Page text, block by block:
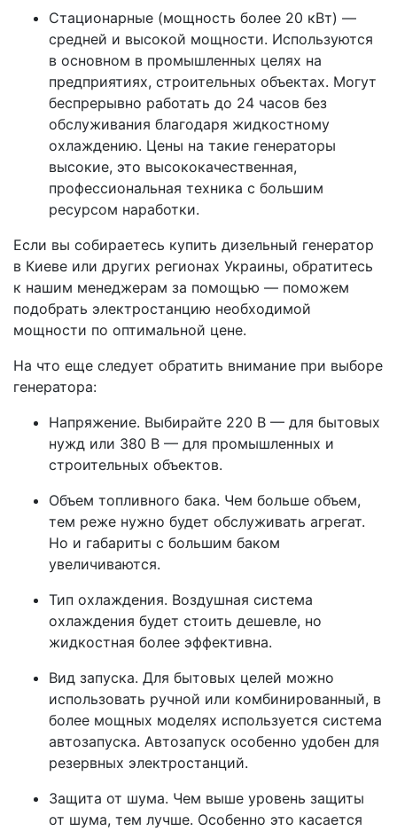
Стационарные (мощность более 20 кВт) —
средней и высокой мощности. Используются
в основном в промышленных целях на
предприятиях, строительных объектах. Могут
беспрерывно работать до 24 часов без
обслуживания благодаря жидкостному
охлаждению. Цены на такие генераторы
высокие, это высококачественная,
профессиональная техника с большим
ресурсом наработки.
Если вы собираетесь купить дизельный генератор
в Киеве или других регионах Украины, обратитесь
к нашим менеджерам за помощью — поможем
подобрать электростанцию необходимой
мощности по оптимальной цене.
На что еще следует обратить внимание при выборе
генератора:
Напряжение. Выбирайте 220 В — для бытовых
нужд или 380 В — для промышленных и
строительных объектов.
Объем топливного бака. Чем больше объем,
тем реже нужно будет обслуживать агрегат.
Но и габариты с большим баком
увеличиваются.
Тип охлаждения. Воздушная система
охлаждения будет стоить дешевле, но
жидкостная более эффективна.
Вид запуска. Для бытовых целей можно
использовать ручной или комбинированный, в
более мощных моделях используется система
автозапуска. Автозапуск особенно удобен для
резервных электростанций.
Защита от шума. Чем выше уровень защиты
от шума, тем лучше. Особенно это касается